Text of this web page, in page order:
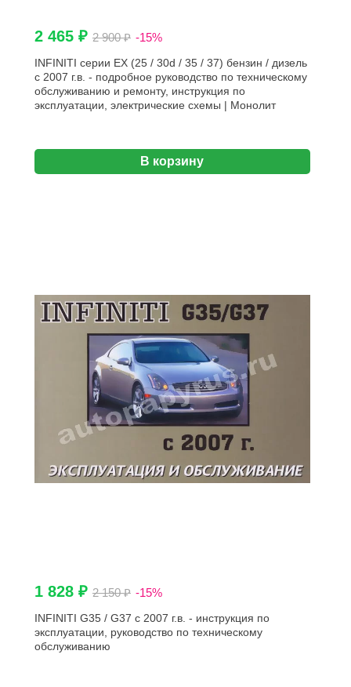
2 465 ₽ 2 900 ₽ -15%
INFINITI серии EX (25 / 30d / 35 / 37) бензин / дизель
с 2007 г.в. - подробное руководство по техническому
обслуживанию и ремонту, инструкция по
эксплуатации, электрические схемы | Монолит
В корзину
1 828 ₽ 2 150 ₽ -15%
INFINITI G35 / G37 с 2007 г.в. - инструкция по
эксплуатации, руководство по техническому
обслуживанию